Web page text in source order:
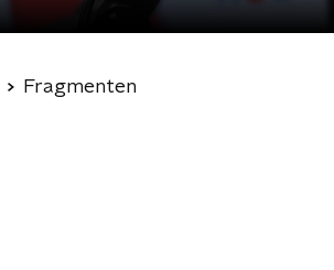
Fragmenten